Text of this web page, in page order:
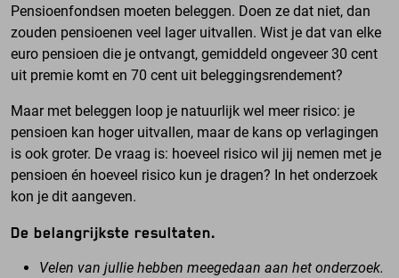
Pensioenfondsen moeten beleggen. Doen ze dat niet, dan
zouden pensioenen veel lager uitvallen. Wist je dat van elke
euro pensioen die je ontvangt, gemiddeld ongeveer 30 cent
uit premie komt en 70 cent uit beleggingsrendement?
Maar met beleggen loop je natuurlijk wel meer risico: je
pensioen kan hoger uitvallen, maar de kans op verlagingen
is ook groter. De vraag is: hoeveel risico wil jij nemen met je
pensioen én hoeveel risico kun je dragen? In het onderzoek
kon je dit aangeven.
De belangrijkste resultaten.
Velen van jullie hebben meegedaan aan het onderzoek.